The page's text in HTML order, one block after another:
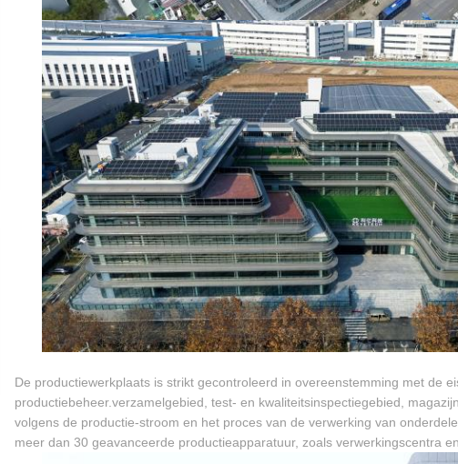
De productiewerkplaats is strikt gecontroleerd in overeenstemming met de
productiebeheer.verzamelgebied, test- en kwaliteitsinspectiegebied,
volgens de productie-stroom en het proces van de verwerking van
meer dan 30 geavanceerde productieapparatuur, zoals verwerkingscentra